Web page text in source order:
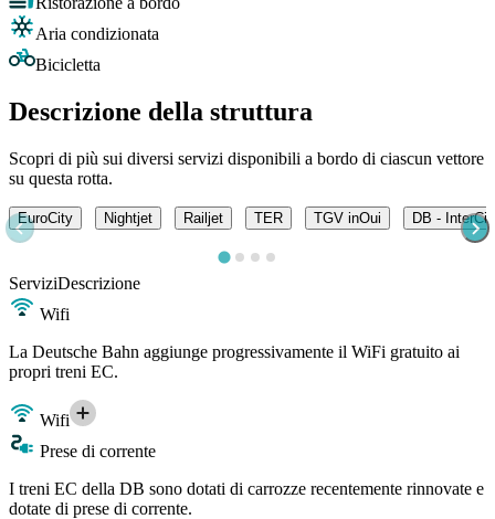
Aria condizionata
Bicicletta
Descrizione della struttura
Scopri di più sui diversi servizi disponibili a bordo di ciascun vettore
su questa rotta.
EuroCity Nightjet Railjet TER TGV inOui DB -
ServiziDescrizione
Wifi
La Deutsche Bahn aggiunge progressivamente il WiFi gratuito ai
propri treni EC.
Wifi
Prese di corrente
I treni EC della DB sono dotati di carrozze recentemente rinnovate e
dotate di prese di corrente.